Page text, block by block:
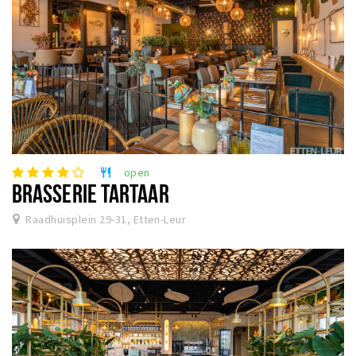
restaurant open
BRASSERIE TARTAAR
Raadhuisplein 29-31, Etten-Leur